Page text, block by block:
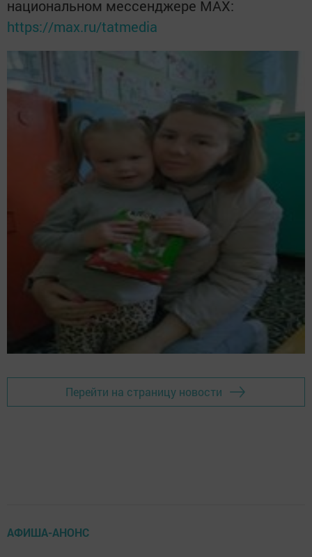
национальном мессенджере MАХ:
https://max.ru/tatmedia
Перейти на страницу новости
АФИША-АНОНС